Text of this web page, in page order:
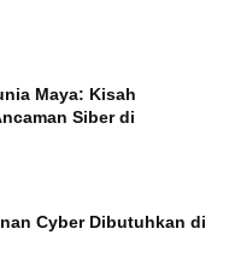
Maya: Kisah
Siber di
Cyber Dibutuhkan di